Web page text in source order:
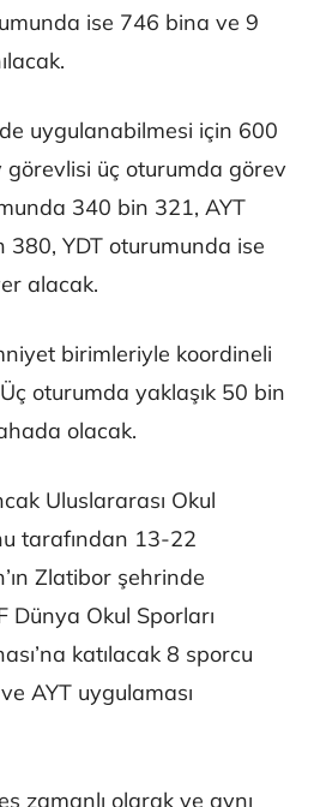
ise 746 bina ve 9
uygulanabilmesi için 600
görevlisi üç oturumda görev
340 bin 321, AYT
YDT oturumunda ise
alacak.
birimleriyle koordineli
oturumda yaklaşık 50 bin
olacak.
Uluslararası Okul
tarafından 13-22
Zlatibor şehrinde
Dünya Okul Sporları
katılacak 8 sporcu
AYT uygulaması
zamanlı olarak ve aynı